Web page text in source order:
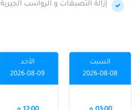
إزالة التصبغات و الرواسب الجيرية
السبت
2026-08-08
الأحد
2026-08-09